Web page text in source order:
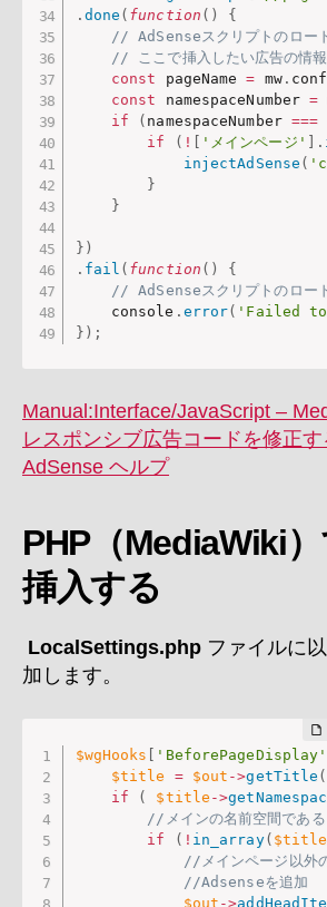
. done ( function ( )
{
// AdSenseスクリプトのロー
// ここで挿入したい広告の情
const pageName = mw.
const namespaceNumber =
if
( namespaceNumber ===
if
( ! 'メインページ' .
injectAdSense (
}
}
} )
. fail ( function ( )
{
// AdSenseスクリプトのロー
    console
. error( 'Failed
} ) ;
Manual:Interface/JavaScript –
レスポンシブ広告コードを修正
AdSense ヘルプ
PHP（MediaWiki
挿入する
LocalSettings.php ファイルに
加します。
$wgHooks 'BeforePageDisplay'
$title
= $out ->getTitle (
if
( $title ->
//メインの名前空間である
if
( ! in_array( $title
//メインページ以外
//Adsenseを追加
$out ->